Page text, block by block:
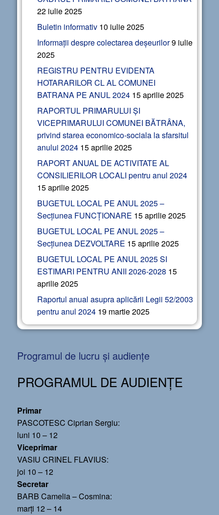
22 iulie 2025
Buletin informativ 10 iulie 2025
Informații despre colectarea deșeurilor9 iulie
2025
REGISTRU PENTRU EVIDENTA
HOTARARILOR CL AL COMUNEI
BATRANA PE ANUL 2024 15 aprilie 2025
RAPORTUL PRIMARULUI ȘI
VICEPRIMARULUI COMUNEI BĂTRÂNA,
privind starea economico-sociala la sfarsitul
anului 2024 15 aprilie 2025
RAPORT ANUAL DE ACTIVITATE AL
CONSILIERILOR LOCALI pentru anul 2024
15 aprilie 2025
BUGETUL LOCAL PE ANUL 2025 –
Secțiunea FUNCȚIONARE 15 aprilie 2025
BUGETUL LOCAL PE ANUL 2025 –
Secțiunea DEZVOLTARE 15 aprilie 2025
BUGETUL LOCAL PE ANUL 2025 SI
ESTIMARI PENTRU ANII 2026-2028 15
aprilie 2025
Raportul anual asupra aplicării Legii 52/2003
pentru anul 2024 19 martie 2025
Programul de lucru și audiențe
PROGRAMUL DE AUDIENȚE
Primar
PASCOTESC Ciprian Sergiu:
luni 10 – 12
Viceprimar
VASIU CRINEL FLAVIUS:
joi 10 – 12
Secretar
BARB Camelia – Cosmina:
marți 12 – 14